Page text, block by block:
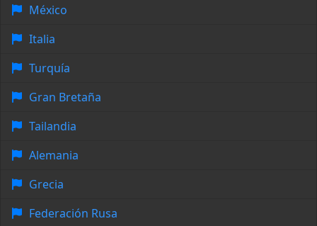
México
Italia
Turquía
Gran Bretaña
Tailandia
Alemania
Grecia
Federación Rusa